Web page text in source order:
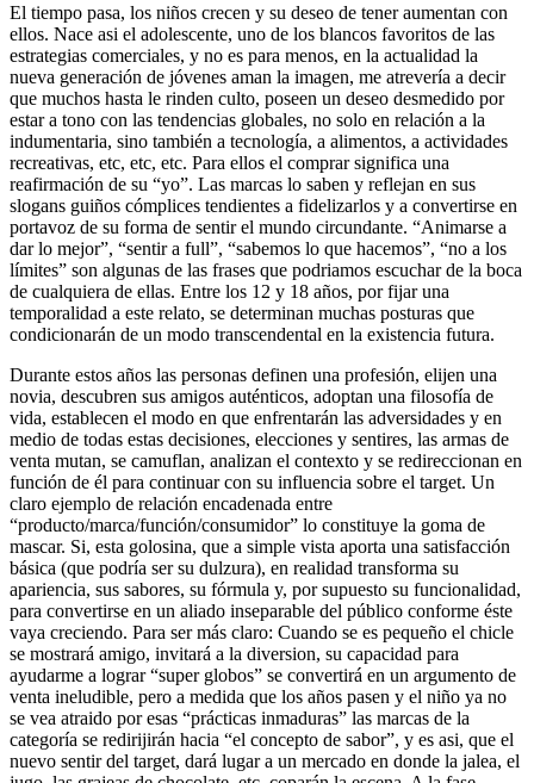
El tiempo pasa, los niños crecen y su deseo de tener aumentan con
ellos. Nace asi el adolescente, uno de los blancos favoritos de las
estrategias comerciales, y no es para menos, en la actualidad la
nueva generación de jóvenes aman la imagen, me atrevería a decir
que muchos hasta le rinden culto, poseen un deseo desmedido por
estar a tono con las tendencias globales, no solo en relación a la
indumentaria, sino también a tecnología, a alimentos, a actividades
recreativas, etc, etc, etc. Para ellos el comprar significa una
reafirmación de su “yo”. Las marcas lo saben y reflejan en sus
slogans guiños cómplices tendientes a fidelizarlos y a convertirse en
portavoz de su forma de sentir el mundo circundante. “Animarse a
dar lo mejor”, “sentir a full”, “sabemos lo que hacemos”, “no a los
límites” son algunas de las frases que podriamos escuchar de la boca
de cualquiera de ellas. Entre los 12 y 18 años, por fijar una
temporalidad a este relato, se determinan muchas posturas que
condicionarán de un modo transcendental en la existencia futura.
Durante estos años las personas definen una profesión, elijen una
novia, descubren sus amigos auténticos, adoptan una filosofía de
vida, establecen el modo en que enfrentarán las adversidades y en
medio de todas estas decisiones, elecciones y sentires, las armas de
venta mutan, se camuflan, analizan el contexto y se redireccionan en
función de él para continuar con su influencia sobre el target. Un
claro ejemplo de relación encadenada entre
“producto/marca/función/consumidor” lo constituye la goma de
mascar. Si, esta golosina, que a simple vista aporta una satisfacción
básica (que podría ser su dulzura), en realidad transforma su
apariencia, sus sabores, su fórmula y, por supuesto su funcionalidad,
para convertirse en un aliado inseparable del público conforme éste
vaya creciendo. Para ser más claro: Cuando se es pequeño el chicle
se mostrará amigo, invitará a la diversion, su capacidad para
ayudarme a lograr “super globos” se convertirá en un argumento de
venta ineludible, pero a medida que los años pasen y el niño ya no
se vea atraido por esas “prácticas inmaduras” las marcas de la
categoría se redirijirán hacia “el concepto de sabor”, y es asi, que el
nuevo sentir del target, dará lugar a un mercado en donde la jalea, el